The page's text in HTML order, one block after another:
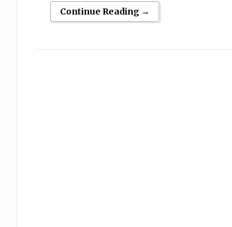
Continue Reading →